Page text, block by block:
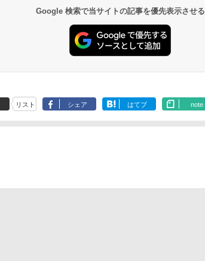
Google 検索で当サイトの記事を優先表示させる
リスト シェア はてブ note